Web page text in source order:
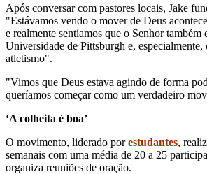
Após conversar com pastores locais, Jake
"Estávamos vendo o mover de Deus
e realmente sentíamos que o Senhor também
Universidade de Pittsburgh e, especialmente,
atletismo".
"Vimos que Deus estava agindo de forma
queríamos começar como um verdadeiro
‘A colheita é boa’
O movimento, liderado porestudantes,
semanais com uma média de 20 a 25
organiza reuniões de oração.